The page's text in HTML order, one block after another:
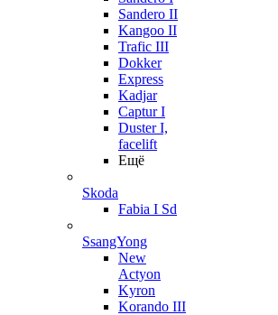
Sandero II
Kangoo II
Trafic III
Dokker
Express
Kadjar
Captur I
Duster I,
facelift
Ещё
Skoda
Fabia I Sd
SsangYong
New
Actyon
Kyron
Korando III